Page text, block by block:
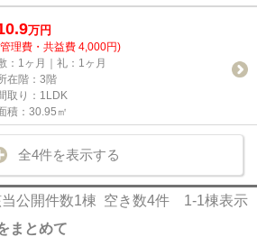
万円
理費・共益費 4,000円)
：1ヶ月｜礼：1ヶ月
在階：3階
取り：1LDK
積：30.95㎡
全4件を表示する
公開件数1棟 空き数4件 1-1棟表示
まとめて